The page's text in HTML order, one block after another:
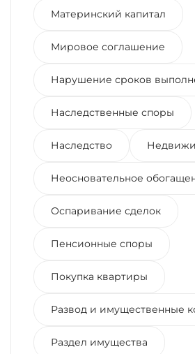
Материнский капитал
Мировое соглашение
Нарушение сроков
Наследственные споры
Наследство
Неосновательное
Оспаривание сделок
Пенсионные споры
Покупка квартиры
Развод и имущественные
Раздел имущества